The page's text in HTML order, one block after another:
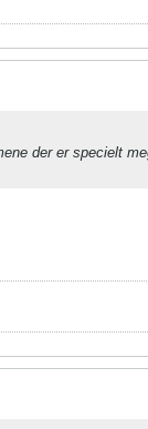
der er specielt